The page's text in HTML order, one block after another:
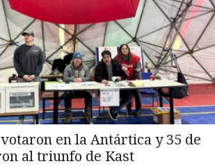
en la Antártica y 35 de
al triunfo de Kast